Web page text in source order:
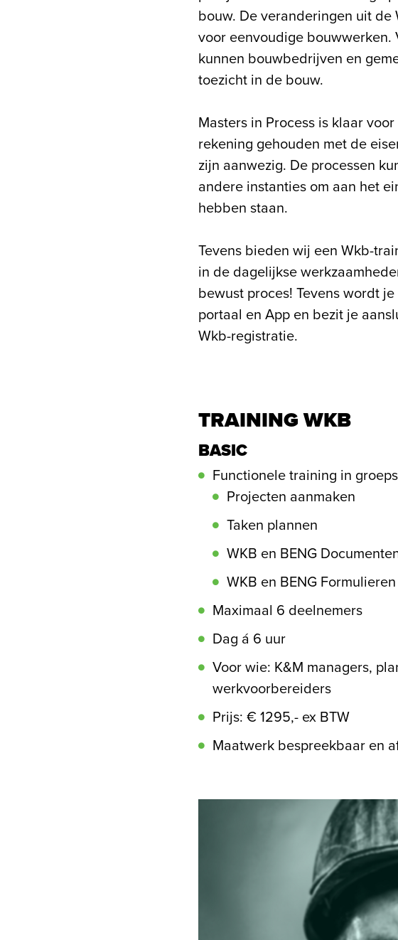
bouw. De veranderingen uit
voor eenvoudige
kunnen bouwbedrijven en
toezicht in de bouw.
Masters in Process is klaar
rekening gehouden met de
zijn aanwezig. De processen
andere instanties om aan het
hebben staan.
Tevens bieden wij een Wkb-
in de dagelijkse
bewust proces! Tevens wordt
portaal en App en bezit je
Wkb-registratie.
TRAINING WKB
BASIC
Functionele training in
Projecten aanmaken
Taken plannen
WKB en BENG
WKB en BENG
Maximaal 6 deelnemers
Dag á 6 uur
Voor wie: K&M managers,
werkvoorbereiders
Prijs: € 1295,- ex BTW
Maatwerk bespreekbaar en